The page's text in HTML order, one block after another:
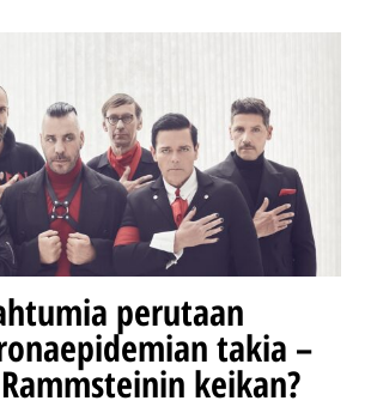
perutaan
takia –
keikan?